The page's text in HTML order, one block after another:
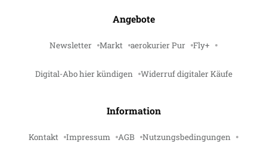
Angebote
Newsletter Markt aerokurier Pur Fly+
Digital-Abo hier kündigen Widerruf digitaler Käufe
Information
Kontakt Impressum AGB Nutzungsbedingungen